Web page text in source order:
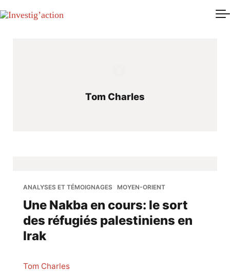
Tom Charles
ANALYSES ET TÉMOIGNAGES MOYEN-ORIENT
Une Nakba en cours: le sort
des réfugiés palestiniens en
Irak
Tom Charles